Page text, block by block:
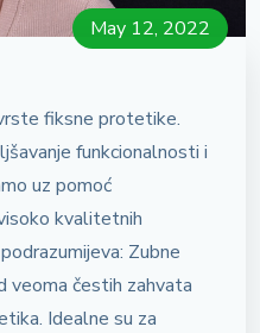
May 12, 2022
fiksne protetike.
funkcionalnosti i
uz pomoć
kvalitetnih
Zubne
veoma čestih zahvata
Idealne su za